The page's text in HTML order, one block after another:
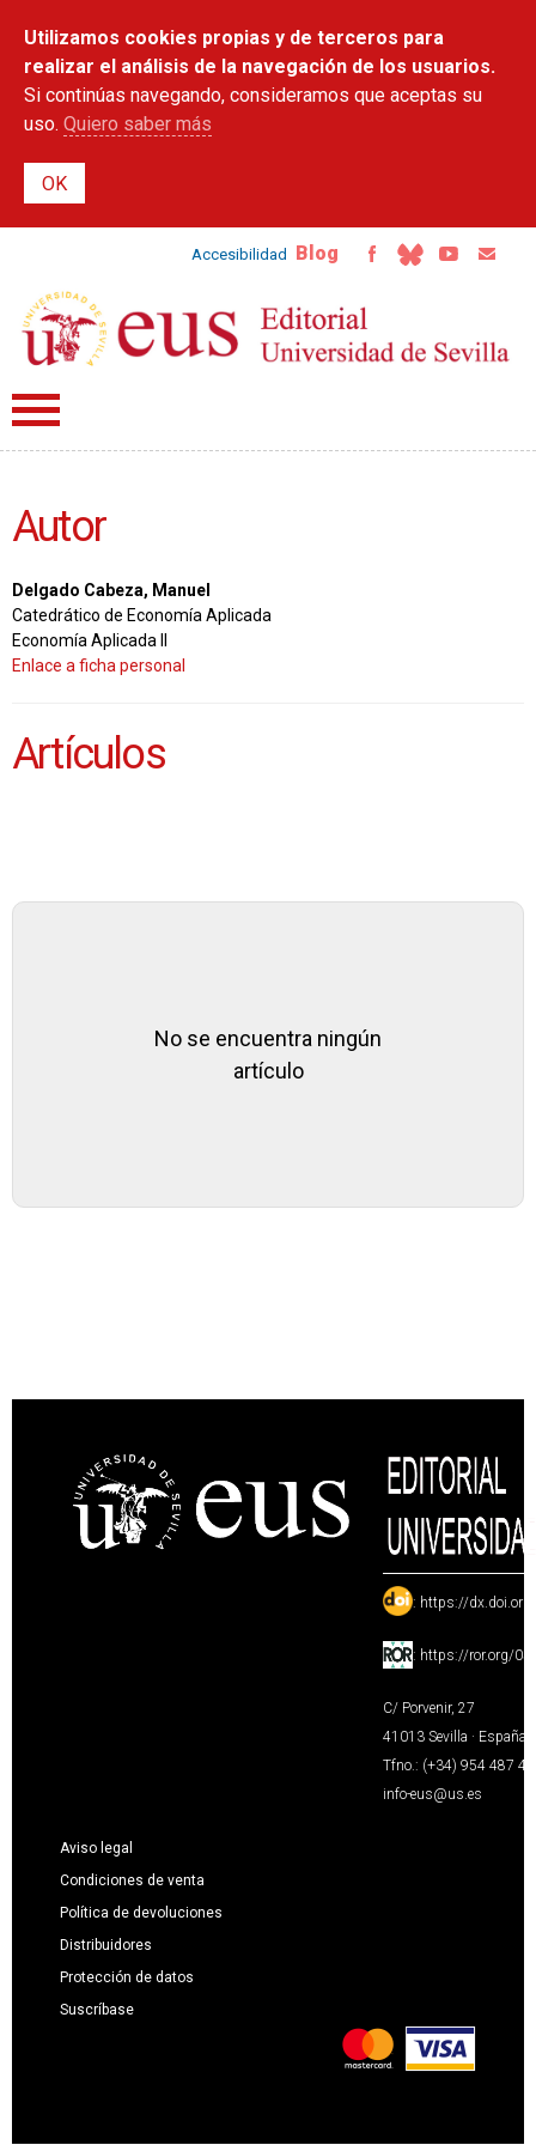
contenido
principal
Utilizamos cookies propias y de terceros para
realizar el análisis de la navegación de los usuarios.
Si continúas navegando, consideramos que aceptas su
uso. Quiero saber más
Accesibilidad Blog
Autor
Delgado Cabeza, Manuel
Catedrático de Economía Aplicada
Economía Aplicada II
Enlace a ficha personal
Artículos
No se encuentra ningún
artículo
: https://
: https://ror.org/
C/ Porvenir, 27
41013 Sevilla · España
Tfno.: (+34) 954 487
info-eus@us.es
Aviso legal
Condiciones de venta
Política de devoluciones
Distribuidores
Protección de datos
Suscríbase